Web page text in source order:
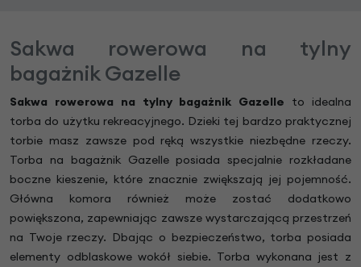
Sakwa rowerowa na tylny
bagażnik Gazelle
Sakwa rowerowa na tylny bagażnik Gazelle to idealna
torba do użytku rekreacyjnego. Dzieki tej bardzo praktycznej
torbie masz zawsze pod ręką wszystkie niezbędne rzeczy.
Torba na bagażnik Gazelle posiada specjalnie rozkładane
boczne kieszenie, które znacznie zwiększają jej pojemność.
Główna komora również może zostać dodatkowo
powiększona, zapewniając zawsze wystarczającą przestrzeń
na Twoje rzeczy. Dbając o bezpieczeństwo, torba posiada
elementy odblaskowe wokół siebie. Torba wykonana jest z